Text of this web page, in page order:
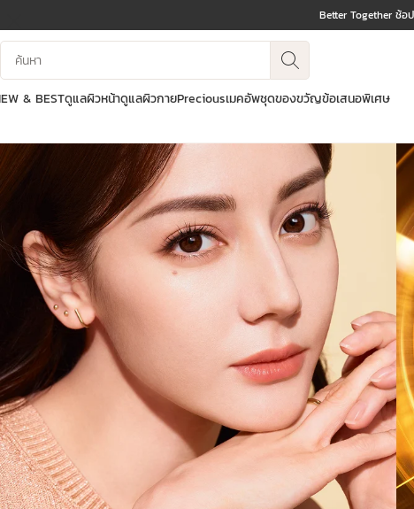
ข้ามไปยังเนื้อหา
Better Together ช้
บันทึกข้อมูลค้นหา
& BESTดูแลผิวหน้าดูแลผิวกายPreciousเมคอัพชุดของขวัญข้อเสนอพิเศษ